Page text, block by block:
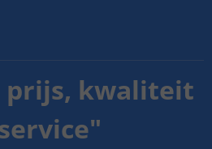
prijs, kwaliteit
"